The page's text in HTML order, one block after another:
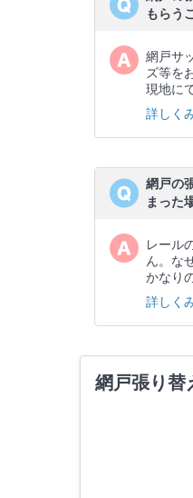
もらう
網戸サ
ズ等を
現地に
詳しく
網戸の
まった
レール
ん。な
かなり
詳しく
網戸張り替